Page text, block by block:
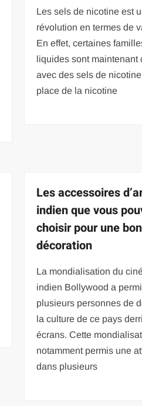
Les sels de nicotine est
révolution en termes de
En effet, certaines
liquides sont maintenant
avec des sels de
place de la nicotine
Les accessoires
indien que vous
choisir pour une
décoration
La mondialisation du
indien Bollywood a
plusieurs personnes de
la culture de ce pays
écrans. Cette
notamment permis une
dans plusieurs